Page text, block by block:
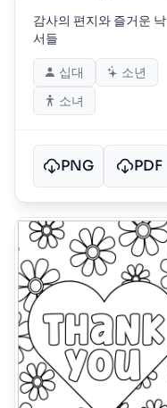
감사의 편지와 즐거운 낙
서들
십대
소년
소녀
PNG PDF